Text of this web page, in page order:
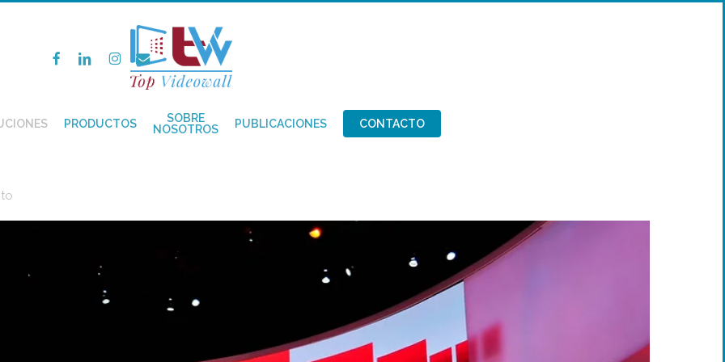
FACEBOOKLINKEDININSTAGRAM
EMAIL
PRODUCTOS
SOBRE
NOSOTROS
PUBLICACIONES CONTACTO